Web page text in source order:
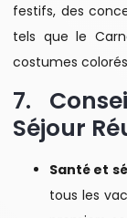
festifs, des
tels que le
costumes
7.
Séjour
Santé et
tous les